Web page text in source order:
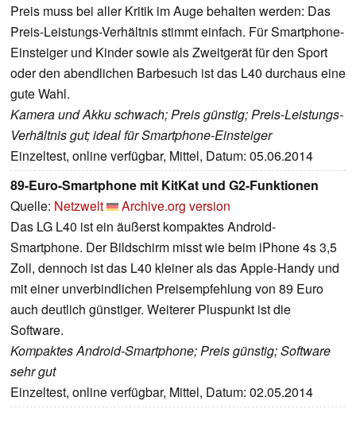
Preis muss bei aller Kritik im Auge behalten werden: Das
Preis-Leistungs-Verhältnis stimmt einfach. Für Smartphone-
Einsteiger und Kinder sowie als Zweitgerät für den Sport
oder den abendlichen Barbesuch ist das L40 durchaus eine
gute Wahl.
Kamera und Akku schwach; Preis günstig; Preis-Leistungs-
Verhältnis gut; ideal für Smartphone-Einsteiger
Einzeltest, online verfügbar, Mittel, Datum: 05.06.2014
89-Euro-Smartphone mit KitKat und G2-Funktionen
Quelle: Netzwelt
Archive.org version
Das LG L40 ist ein äußerst kompaktes Android-
Smartphone. Der Bildschirm misst wie beim iPhone 4s 3,5
Zoll, dennoch ist das L40 kleiner als das Apple-Handy und
mit einer unverbindlichen Preisempfehlung von 89 Euro
auch deutlich günstiger. Weiterer Pluspunkt ist die
Software.
Kompaktes Android-Smartphone; Preis günstig; Software
sehr gut
Einzeltest, online verfügbar, Mittel, Datum: 02.05.2014